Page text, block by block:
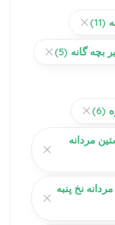
(11)
بچه گانه (5)
(6)
مردانه
نخ پنبه